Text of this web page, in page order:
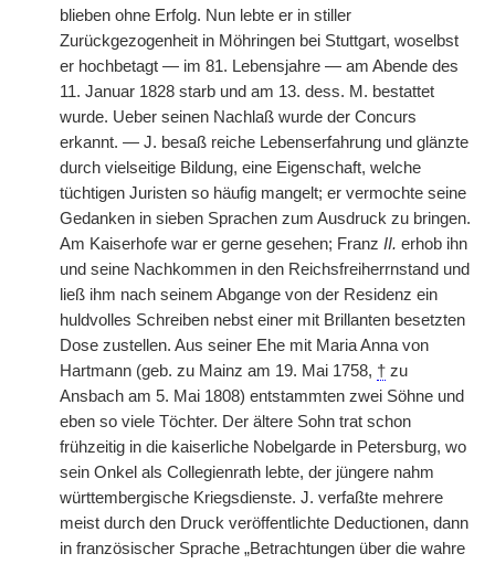
blieben ohne Erfolg. Nun lebte er in stiller
Zurückgezogenheit in Möhringen bei Stuttgart, woselbst
er hochbetagt — im 81. Lebensjahre — am Abende des
11. Januar 1828 starb und am 13. dess. M. bestattet
wurde. Ueber seinen Nachlaß wurde der Concurs
erkannt. — J. besaß reiche Lebenserfahrung und glänzte
durch vielseitige Bildung, eine Eigenschaft, welche
tüchtigen Juristen so häufig mangelt; er vermochte seine
Gedanken in sieben Sprachen zum Ausdruck zu bringen.
Am Kaiserhofe war er gerne gesehen; Franz II. erhob ihn
und seine Nachkommen in den Reichsfreiherrnstand und
ließ ihm nach seinem Abgange von der Residenz ein
huldvolles Schreiben nebst einer mit Brillanten besetzten
Dose zustellen. Aus seiner Ehe mit Maria Anna von
Hartmann (geb. zu Mainz am 19. Mai 1758, † zu
Ansbach am 5. Mai 1808) entstammten zwei Söhne und
eben so viele Töchter. Der ältere Sohn trat schon
frühzeitig in die kaiserliche Nobelgarde in Petersburg, wo
sein Onkel als Collegienrath lebte, der jüngere nahm
württembergische Kriegsdienste. J. verfaßte mehrere
meist durch den Druck veröffentlichte Deductionen, dann
in französischer Sprache „Betrachtungen über die wahre